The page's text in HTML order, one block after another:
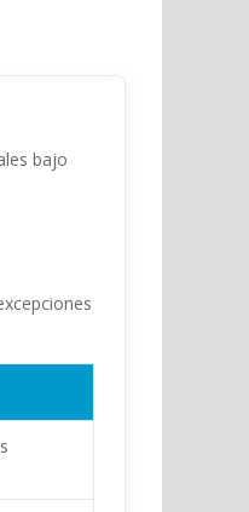
bajo